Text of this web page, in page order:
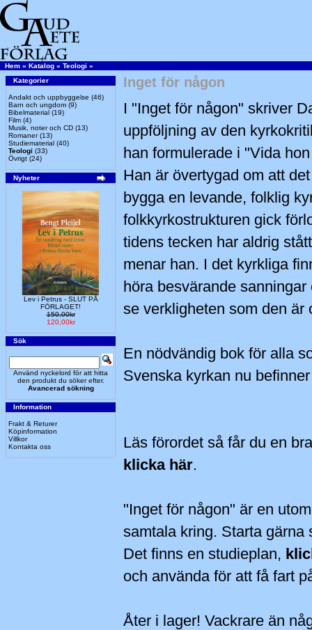
Hem » Katalog » Teologi »
Kategorier
Andakt och uppbyggelse (46)
Barn och ungdom (9)
Bibelmaterial (19)
Film (4)
Musik, noter och CD (13)
Romaner(13)
Studiematerial (40)
Teologi (33)
Övrigt (24)
Nyheter
Lev i Petrus - SLUT PÅ
FÖRLAGET!
150,00kr
120,00kr
Sök
Använd nyckelord för att hitta
den produkt du söker efter.
Avancerad sökning
Information
Frakt & Returer
Köpinformation
Villkor
Kontakta oss
Inget för någon
I "Inget för någon" skriver
uppföljning av den
han formulerade i "Vida
Han är övertygad om att
bygga en levande, folklig
folkkyrkostrukturen gick
tidens tecken har aldrig
menar han. I det kyrkliga
höra besvärande
se verkligheten som den är
En nödvändig bok för alla
Svenska kyrkan nu
Läs förordet så får du en
klicka här.
"Inget för någon" är en
samtala kring. Starta gärna
Det finns en studieplan,
och använda för att få fart
Åter i lager! Vackrare än